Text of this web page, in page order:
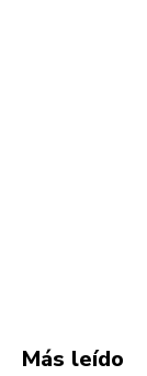
Más leído